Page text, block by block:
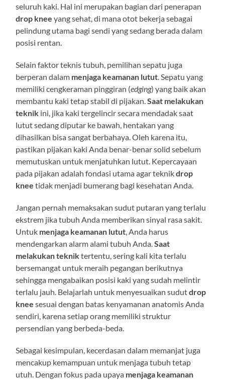
seluruh kaki. Hal ini merupakan bagian dari penerapan
drop knee yang sehat, di mana otot bekerja sebagai
pelindung utama bagi sendi yang sedang berada dalam
posisi rentan.
Selain faktor teknis tubuh, pemilihan sepatu juga
berperan dalam menjaga keamanan lutut. Sepatu yang
memiliki cengkeraman pinggiran (edging) yang baik akan
membantu kaki tetap stabil di pijakan.Saat melakukan
teknik ini, jika kaki tergelincir secara mendadak saat
lutut sedang diputar ke bawah, hentakan yang
dihasilkan bisa sangat berbahaya. Oleh karena itu,
pastikan pijakan kaki Anda benar-benar solid sebelum
memutuskan untuk menjatuhkan lutut. Kepercayaan
pada pijakan adalah fondasi utama agar teknikdrop
knee tidak menjadi bumerang bagi kesehatan Anda.
Jangan pernah memaksakan sudut putaran yang terlalu
ekstrem jika tubuh Anda memberikan sinyal rasa sakit.
Untuk menjaga keamanan lutut, Anda harus
mendengarkan alarm alami tubuh Anda.Saat
melakukan tekniktertentu, sering kali kita terlalu
bersemangat untuk meraih pegangan berikutnya
sehingga mengabaikan posisi kaki yang sudah melintir
terlalu jauh. Belajarlah untuk menyesuaikan sudutdrop
knee sesuai dengan batas kenyamanan anatomis Anda
sendiri, karena setiap orang memiliki struktur
persendian yang berbeda-beda.
Sebagai kesimpulan, kecerdasan dalam memanjat juga
mencakup kemampuan untuk menjaga tubuh tetap
utuh. Dengan fokus pada upaya menjaga keamanan